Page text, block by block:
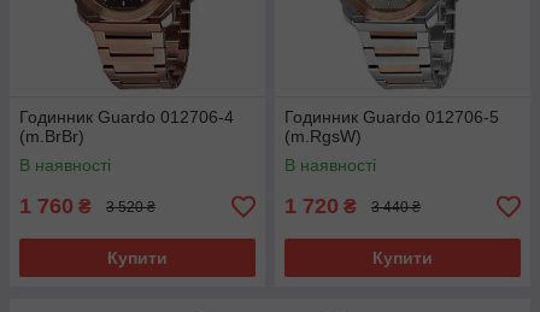
Годинник Guardo 012706-4
(m.BrBr)
В наявності
1 760 ₴ 3 520 ₴
Купити
Годинник Guardo 012706-5
(m.RgsW)
В наявності
1 720 ₴ 3 440 ₴
Купити